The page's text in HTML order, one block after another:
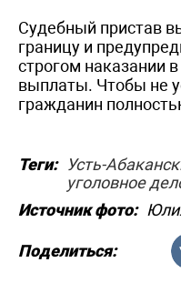
Судебный пристав
границу и
строгом наказании
выплаты. Чтобы не
гражданин
Теги: Усть-
уголовное
Источник фото:
Поделиться: